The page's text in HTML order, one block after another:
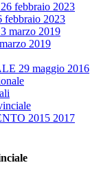
febbraio 2023
2023
marzo 2019
2019
29 maggio 2016
2015 2017